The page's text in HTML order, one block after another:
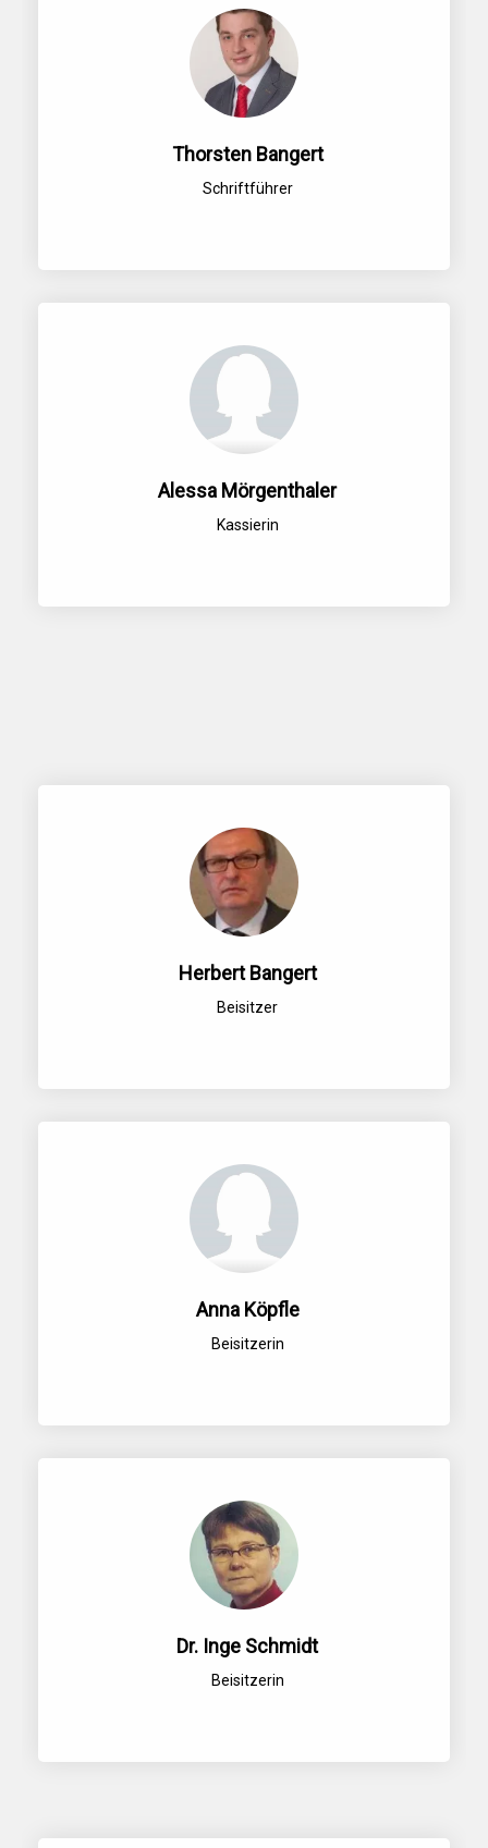
Thorsten Bangert
Schriftführer
Alessa Mörgenthaler
Kassierin
Herbert Bangert
Beisitzer
Anna Köpfle
Beisitzerin
Dr. Inge Schmidt
Beisitzerin